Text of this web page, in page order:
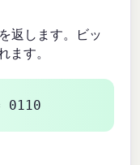
返します。ビッ
ます。
0110